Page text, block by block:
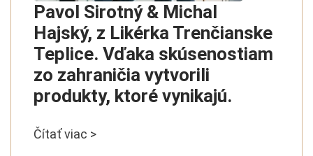
Pavol Sirotný & Michal
Hajský, z Likérka Trenčianske
Teplice. Vďaka skúsenostiam
zo zahraničia vytvorili
produkty, ktoré vynikajú.
Čítať viac >